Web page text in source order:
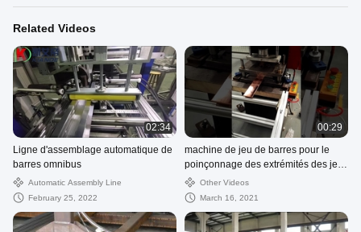
Related Videos
02:34
Ligne d'assemblage automatique de
barres omnibus
Automatic Assembly Line
February 25, 2022
00:29
machine de jeu de barres pour le
poinçonnage des extrémités des jeux
de barres
Other Videos
March 16, 2021